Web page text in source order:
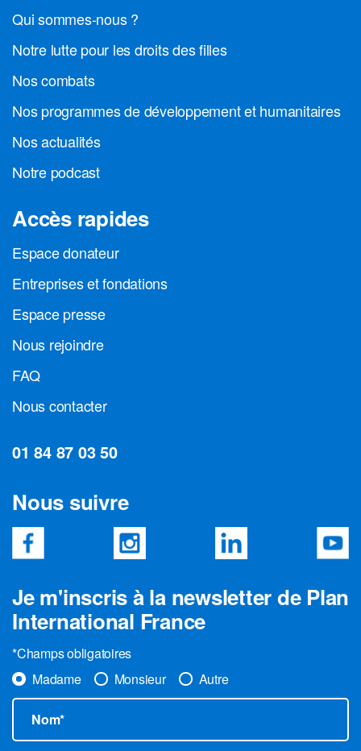
Qui sommes-nous ?
Notre lutte pour les droits des filles
Nos combats
Nos programmes de développement et humanitaires
Nos actualités
Notre podcast
Accès rapides
Espace donateur
Entreprises et fondations
Espace presse
Nous rejoindre
FAQ
Nous contacter
01 84 87 03 50
Nous suivre
Je m'inscris à la newsletter de Plan
International France
*Champs obligatoires
Madame
Monsieur Autre
Nom*